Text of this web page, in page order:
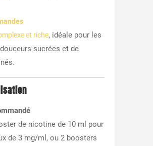
et riche, idéale pour les
sucrées et de
de nicotine de 10 ml pour
de 3 mg/ml, ou 2 boosters